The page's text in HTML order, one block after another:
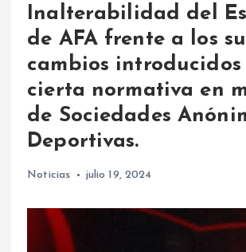
Inalterabilidad del
de AFA frente a los
cambios
cierta normativa en
de Sociedades
Deportivas.
Noticias julio 19, 2024